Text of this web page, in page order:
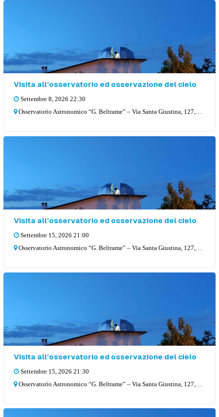
Visita all’osservatorio ed osservazione del cielo
Settembre 8, 2026 22:30
Osservatorio Astronomico “G. Beltrame” – Via Santa Giustina, 127, 36057 Arcugnano
Visita all’osservatorio ed osservazione del cielo
Settembre 15, 2026 21:00
Osservatorio Astronomico “G. Beltrame” – Via Santa Giustina, 127, 36057 Arcugnano
Visita all’osservatorio ed osservazione del cielo
Settembre 15, 2026 21:30
Osservatorio Astronomico “G. Beltrame” – Via Santa Giustina, 127, 36057 Arcugnano